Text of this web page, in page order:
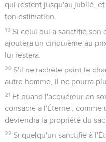
qui restent jusqu'au jubilé,
ton estimation.
19 Si celui qui a sanctifié son
ajoutera un cinquième au
lui restera.
20 S'il ne rachète point le
autre homme, il ne pourra
21 Et quand l'acquéreur en
consacré à l'Éternel, comme
deviendra la propriété du
22 Si quelqu'un sanctifie à